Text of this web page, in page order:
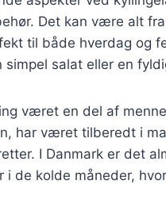
Det kan være alt
til både hverdag og
simpel salat eller en
været en del af
har været tilberedt i
I Danmark er det
i de kolde måneder,